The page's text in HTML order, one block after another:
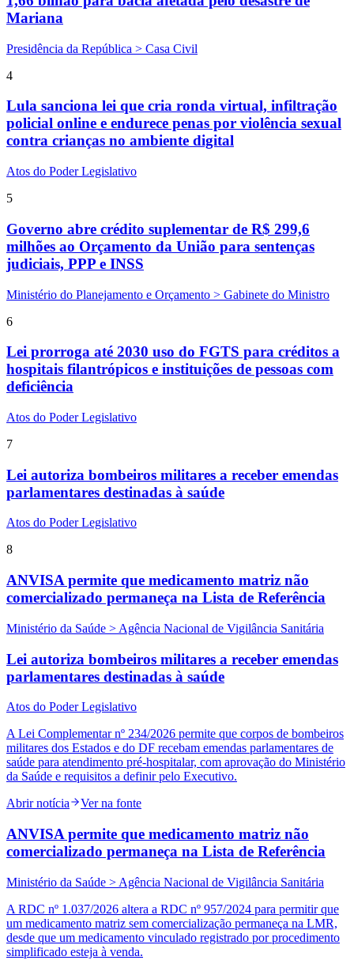
Mariana
Presidência da República > Casa Civil
4
Lula sanciona lei que cria ronda virtual, infiltração
policial online e endurece penas por violência sexual
contra crianças no ambiente digital
Atos do Poder Legislativo
5
Governo abre crédito suplementar de R$ 299,6
milhões ao Orçamento da União para sentenças
judiciais, PPP e INSS
Ministério do Planejamento e Orçamento > Gabinete do Ministro
6
Lei prorroga até 2030 uso do FGTS para créditos a
hospitais filantrópicos e instituições de pessoas com
deficiência
Atos do Poder Legislativo
7
Lei autoriza bombeiros militares a receber emendas
parlamentares destinadas à saúde
Atos do Poder Legislativo
8
ANVISA permite que medicamento matriz não
comercializado permaneça na Lista de Referência
Ministério da Saúde > Agência Nacional de Vigilância Sanitária
Lei autoriza bombeiros militares a receber emendas
parlamentares destinadas à saúde
Atos do Poder Legislativo
A Lei Complementar nº 234/2026 permite que corpos de bombeiros
militares dos Estados e do DF recebam emendas parlamentares de
saúde para atendimento pré-hospitalar, com aprovação do Ministério
da Saúde e requisitos a definir pelo Executivo.
Abrir notícia
Ver na fonte
ANVISA permite que medicamento matriz não
comercializado permaneça na Lista de Referência
Ministério da Saúde > Agência Nacional de Vigilância Sanitária
A RDC nº 1.037/2026 altera a RDC nº 957/2024 para permitir que
um medicamento matriz sem comercialização permaneça na LMR,
desde que um medicamento vinculado registrado por procedimento
simplificado esteja à venda.